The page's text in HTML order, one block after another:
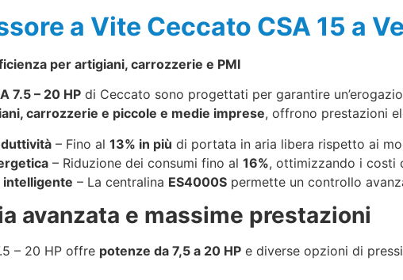
a Vite Ceccato CSA 15 a
per artigiani, carrozzerie e PMI
7.5 – 20 HP di Ceccato sono progettati per garantire
carrozzerie e piccole e medie imprese, offrono prestazioni
– Fino al 13% in più di portata in aria libera rispetto ai
– Riduzione dei consumi fino al 16%, ottimizzando i costi
– La centralina ES4000S permette un controllo
avanzata e massime prestazioni
– 20 HP offre potenze da 7,5 a 20 HP e diverse opzioni di